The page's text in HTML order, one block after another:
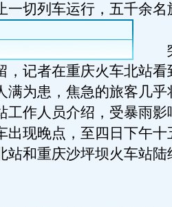
一切列车运行，五千余名
突
，记者在重庆火车北站看
满为患，焦急的旅客几乎
工作人员介绍，受暴雨影
出现晚点，至四日下午十
站和重庆沙坪坝火车站陆